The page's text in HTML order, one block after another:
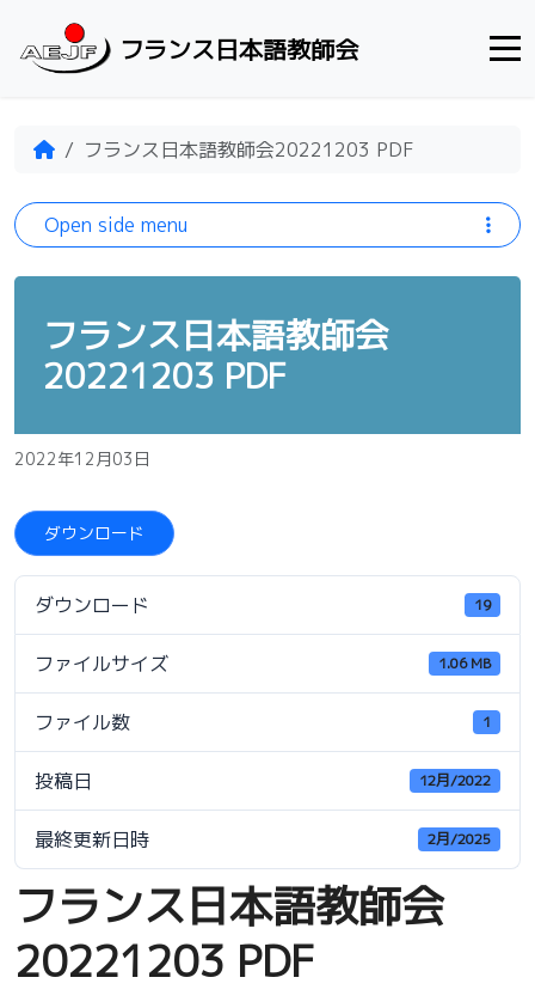
フランス日本語教師会
Homeフランス日本語教師会20221203 PDF
フランス日本語教師会
20221203 PDF
2022年12月03日
ダウンロード
ダウンロード 19
ファイルサイズ 1.06 MB
ファイル数 1
投稿日 12月/2022
最終更新日時 2月/2025
フランス日本語教師会
20221203 PDF
Open side menu